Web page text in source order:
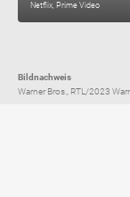
Netflix, Prime Video
Bildnachweis
Warner Bros., RTL/2023